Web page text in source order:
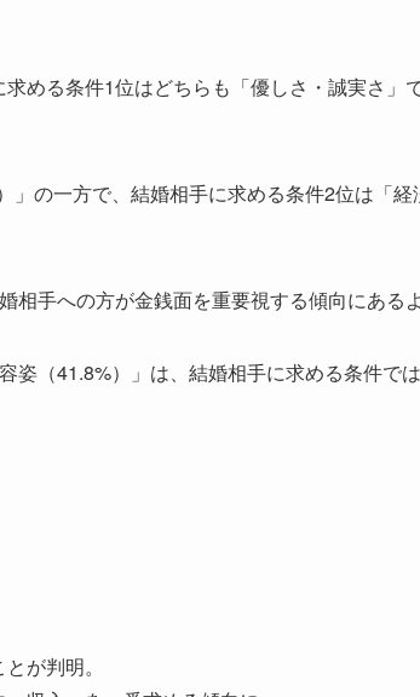
める条件1位はどちらも「優しさ・誠実さ」
の一方で、結婚相手に求める条件2位は「経
手への方が金銭面を重要視する傾向にあるよ
姿（41.8%）」は、結婚相手に求める条件で
が判明。